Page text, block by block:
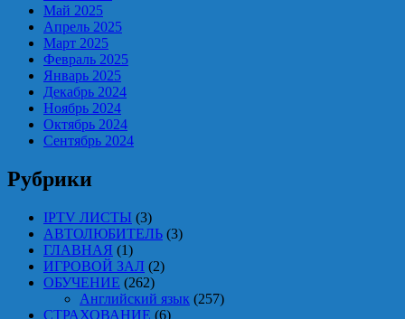
Май 2025
Апрель 2025
Март 2025
Февраль 2025
Январь 2025
Декабрь 2024
Ноябрь 2024
Октябрь 2024
Сентябрь 2024
Рубрики
IPTV ЛИСТЫ (3)
АВТОЛЮБИТЕЛЬ (3)
ГЛАВНАЯ (1)
ИГРОВОЙ ЗАЛ (2)
ОБУЧЕНИЕ (262)
Английский язык (257)
СТРАХОВАНИЕ (6)